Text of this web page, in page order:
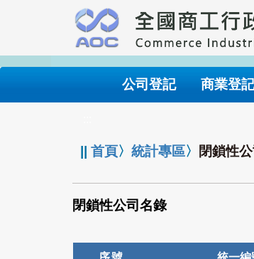
要
內
公司登記 商業登記
||首頁〉統計專區〉 閉鎖性
閉鎖性公司名錄